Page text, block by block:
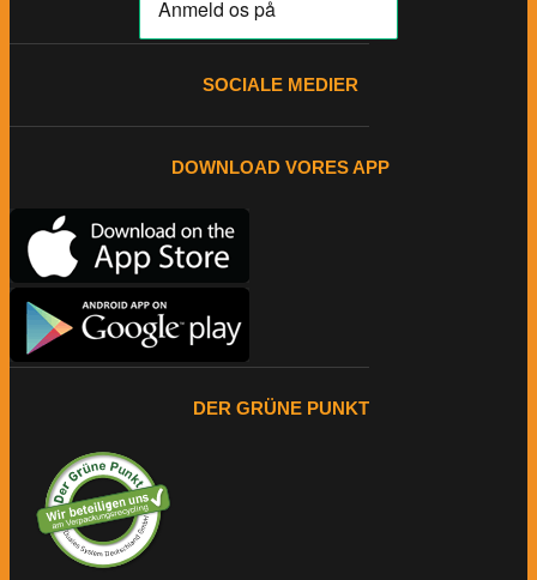
SOCIALE MEDIER
DOWNLOAD VORES APP
DER GRÜNE PUNKT